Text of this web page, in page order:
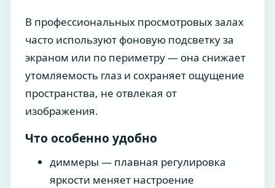
В профессиональных просмотровых залах
часто используют фоновую подсветку за
экраном или по периметру — она снижает
утомляемость глаз и сохраняет ощущение
пространства, не отвлекая от
изображения.
Что особенно удобно
диммеры — плавная регулировка
яркости меняет настроение